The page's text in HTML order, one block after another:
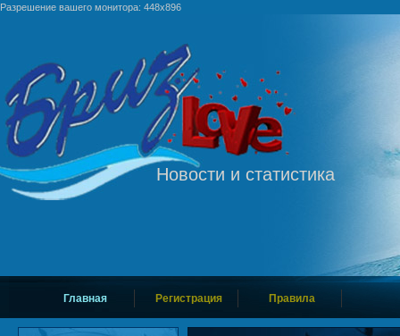
Разрешение вашего монитора: 448x896
Новости и статистика
Главная Регистрация Правила